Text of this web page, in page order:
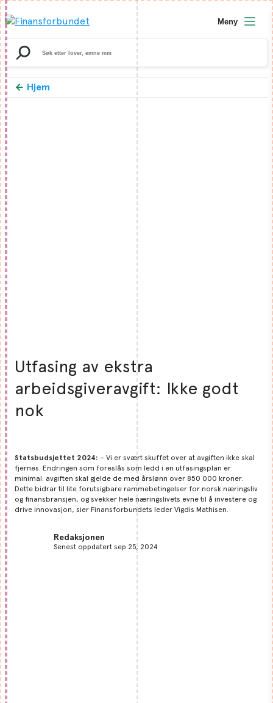
Search
for:
Meny
Hjem
Utfasing av ekstra
arbeidsgiveravgift: Ikke godt
nok
Statsbudsjettet 2024: – Vi er svært skuffet over at avgiften ikke skal
fjernes. Endringen som foreslås som ledd i en utfasingsplan er
minimal: avgiften skal gjelde de med årslønn over 850 000 kroner.
Dette bidrar til lite forutsigbare rammebetingelser for norsk næringsliv
og finansbransjen, og svekker hele næringslivets evne til å investere og
drive innovasjon, sier Finansforbundets leder Vigdis Mathisen.
Redaksjonen
Senest oppdatert sep 25, 2024